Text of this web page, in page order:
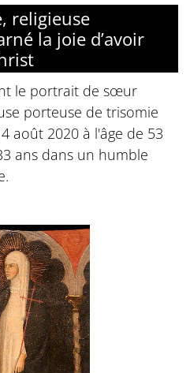
religieuse
la joie d’avoir
le portrait de sœur
porteuse de trisomie
août 2020 à l'âge de 53
ans dans un humble